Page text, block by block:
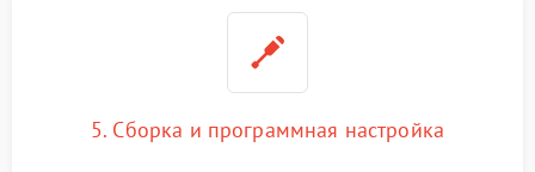
5. Сборка и программная настройка